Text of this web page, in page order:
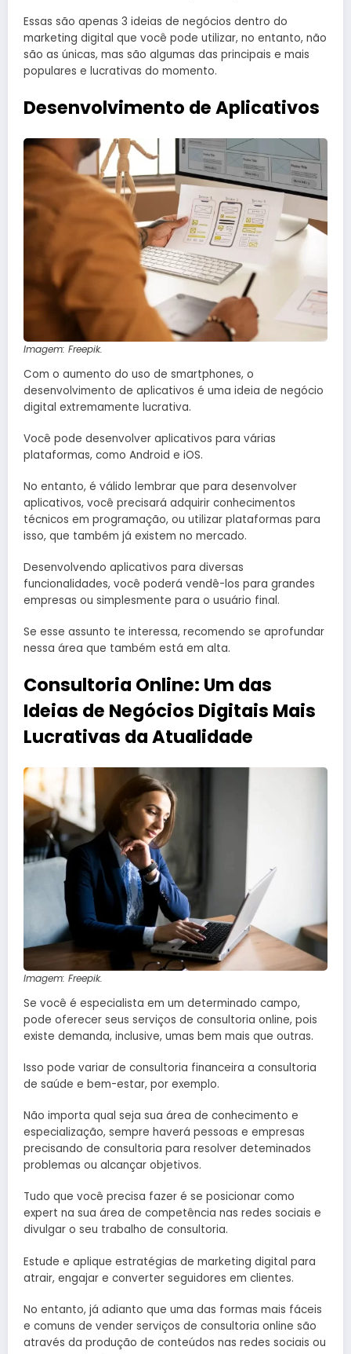
Essas são apenas 3 ideias de negócios dentro do
marketing digital que você pode utilizar, no entanto, não
são as únicas, mas são algumas das principais e mais
populares e lucrativas do momento.
Desenvolvimento de Aplicativos
Imagem: Freepik.
Com o aumento do uso de smartphones, o
desenvolvimento de aplicativos é uma ideia de negócio
digital extremamente lucrativa.
Você pode desenvolver aplicativos para várias
plataformas, como Android e iOS.
No entanto, é válido lembrar que para desenvolver
aplicativos, você precisará adquirir conhecimentos
técnicos em programação, ou utilizar plataformas para
isso, que também já existem no mercado.
Desenvolvendo aplicativos para diversas
funcionalidades, você poderá vendê-los para grandes
empresas ou simplesmente para o usuário final.
Se esse assunto te interessa, recomendo se aprofundar
nessa área que também está em alta.
Consultoria Online: Um das
Ideias de Negócios Digitais Mais
Lucrativas da Atualidade
Imagem: Freepik.
Se você é especialista em um determinado campo,
pode oferecer seus serviços de consultoria online, pois
existe demanda, inclusive, umas bem mais que outras.
Isso pode variar de consultoria financeira a consultoria
de saúde e bem-estar, por exemplo.
Não importa qual seja sua área de conhecimento e
especialização, sempre haverá pessoas e empresas
precisando de consultoria para resolver deteminados
problemas ou alcançar objetivos.
Tudo que você precisa fazer é se posicionar como
expert na sua área de competência nas redes sociais e
divulgar o seu trabalho de consultoria.
Estude e aplique estratégias de marketing digital para
atrair, engajar e converter seguidores em clientes.
No entanto, já adianto que uma das formas mais fáceis
e comuns de vender serviços de consultoria online são
através da produção de conteúdos nas redes sociais ou